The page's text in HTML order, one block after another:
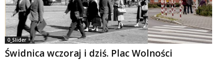
0_Slider
Świdnica wczoraj i dziś. Plac Wolności